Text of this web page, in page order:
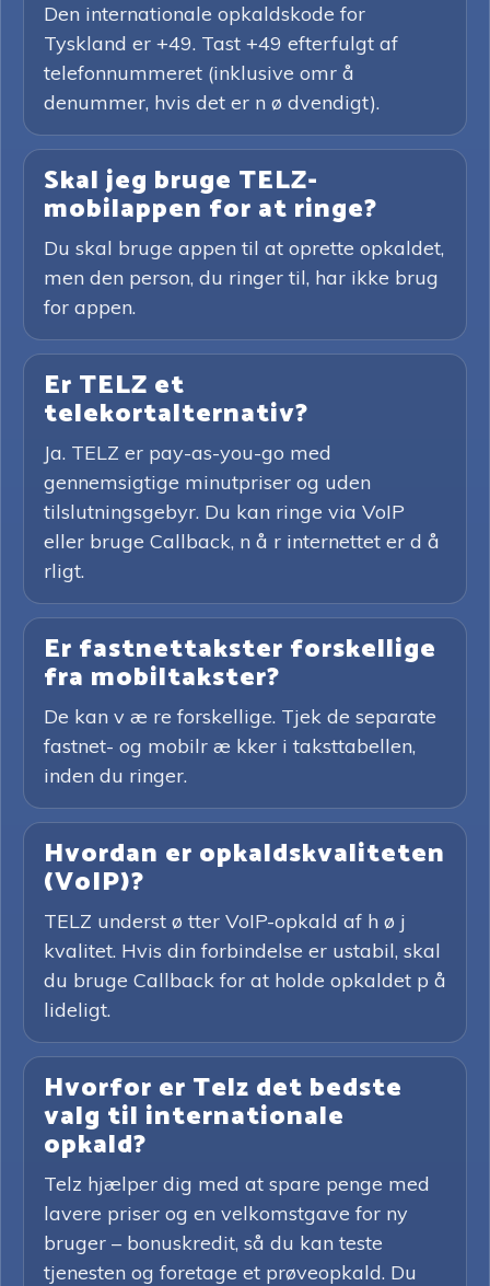
Den internationale opkaldskode for
Tyskland er +49. Tast +49 efterfulgt af
telefonnummeret (inklusive omr å
denummer, hvis det er n ø dvendigt).
Skal jeg bruge TELZ-
mobilappen for at ringe?
Du skal bruge appen til at oprette opkaldet,
men den person, du ringer til, har ikke brug
for appen.
Er TELZ et
telekortalternativ?
Ja. TELZ er pay-as-you-go med
gennemsigtige minutpriser og uden
tilslutningsgebyr. Du kan ringe via VoIP
eller bruge Callback, n å r internettet er d å
rligt.
Er fastnettakster forskellige
fra mobiltakster?
De kan v æ re forskellige. Tjek de separate
fastnet- og mobilr æ kker i taksttabellen,
inden du ringer.
Hvordan er opkaldskvaliteten
(VoIP)?
TELZ underst ø tter VoIP-opkald af h ø j
kvalitet. Hvis din forbindelse er ustabil, skal
du bruge Callback for at holde opkaldet p å
lideligt.
Hvorfor er Telz det bedste
valg til internationale
opkald?
Telz hjælper dig med at spare penge med
lavere priser og en velkomstgave for ny
bruger – bonuskredit, så du kan teste
tjenesten og foretage et prøveopkald. Du